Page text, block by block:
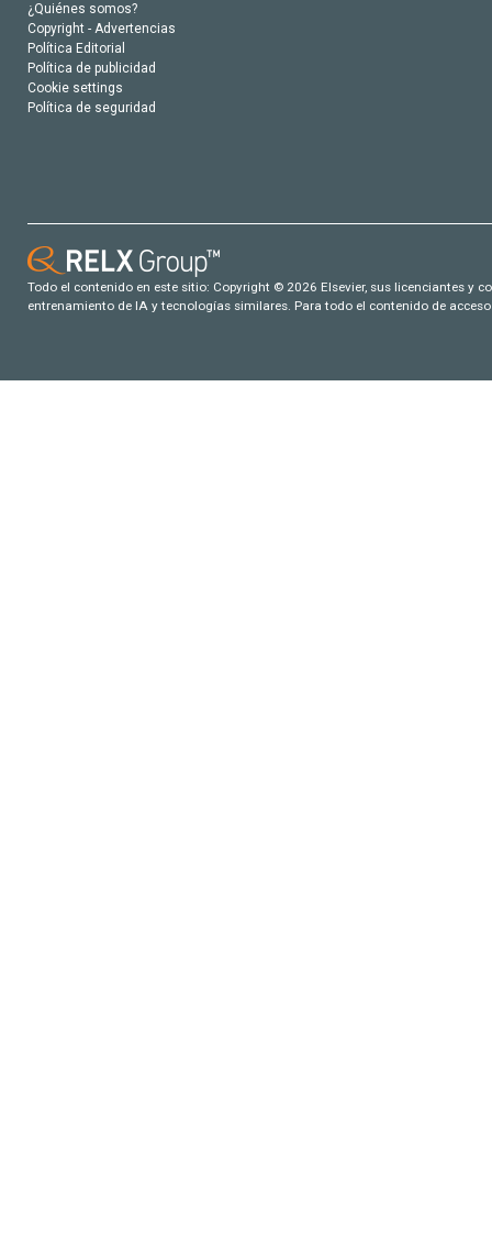
¿Quiénes somos?
Copyright - Advertencias
Política Editorial
Política de publicidad
Cookie settings
Política de seguridad
Todo el contenido en este sitio: Copyright © 2026 Elsevier, sus licenciantes y
entrenamiento de IA y tecnologías similares. Para todo el contenido de